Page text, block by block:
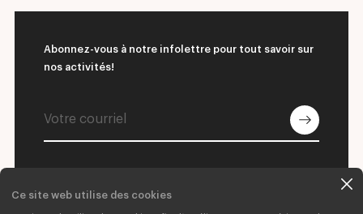
Abonnez-vous à notre infolettre pour tout savoir sur
nos activités!
Ce site web utilise des cookies